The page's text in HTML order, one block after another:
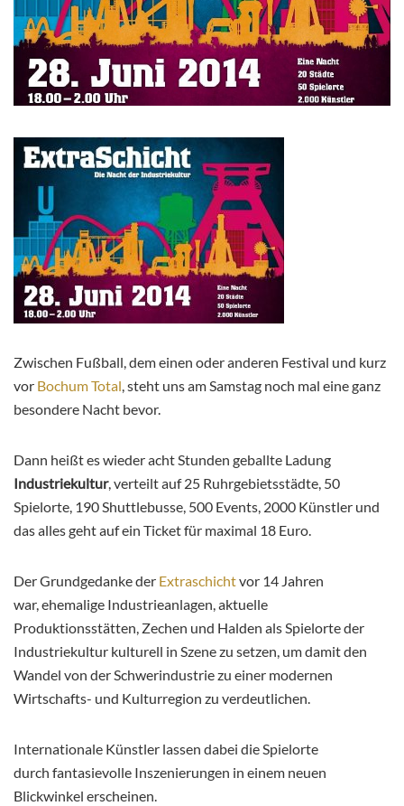
Zwischen Fußball, dem einen oder anderen Festival und kurz
vor Bochum Total, steht uns am Samstag noch mal eine ganz
besondere Nacht bevor.
Dann heißt es wieder acht Stunden geballte Ladung
Industriekultur, verteilt auf 25 Ruhrgebietsstädte, 50
Spielorte, 190 Shuttlebusse, 500 Events, 2000 Künstler und
das alles geht auf ein Ticket für maximal 18 Euro.
Der Grundgedanke der Extraschichtvor 14 Jahren
war, ehemalige Industrieanlagen, aktuelle
Produktionsstätten, Zechen und Halden als Spielorte der
Industriekultur kulturell in Szene zu setzen, um damit den
Wandel von der Schwerindustrie zu einer modernen
Wirtschafts- und Kulturregion zu verdeutlichen.
Internationale Künstler lassen dabei die Spielorte
durch fantasievolle Inszenierungen in einem neuen
Blickwinkel erscheinen.